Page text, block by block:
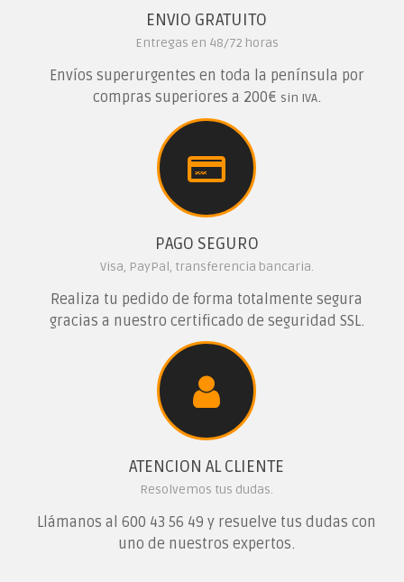
ENVIO GRATUITO
Entregas en 48/72 horas
Envíos superurgentes en toda la península por
compras superiores a 200€ sin IVA.
PAGO SEGURO
Visa, PayPal, transferencia bancaria.
Realiza tu pedido de forma totalmente segura
gracias a nuestro certificado de seguridad SSL.
ATENCION AL CLIENTE
Resolvemos tus dudas.
Llámanos al 600 43 56 49 y resuelve tus dudas con
uno de nuestros expertos.